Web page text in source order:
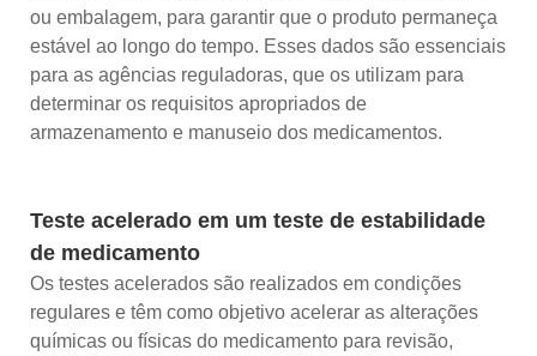
ou embalagem, para garantir que o produto permaneça
estável ao longo do tempo. Esses dados são essenciais
para as agências reguladoras, que os utilizam para
determinar os requisitos apropriados de
armazenamento e manuseio dos medicamentos.
Teste acelerado em um teste de estabilidade
de medicamento
Os testes acelerados são realizados em condições
regulares e têm como objetivo acelerar as alterações
químicas ou físicas do medicamento para revisão,